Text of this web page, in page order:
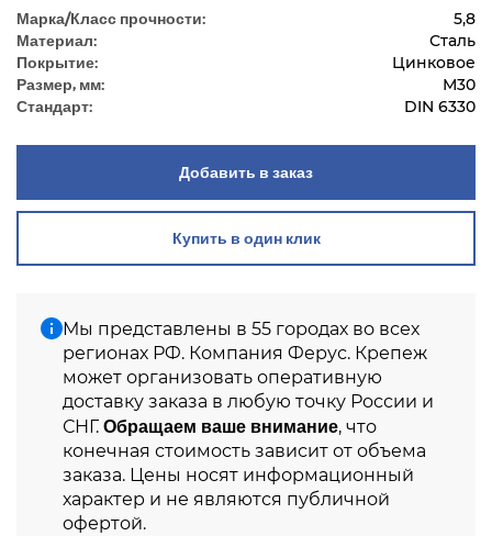
Марка/Класс прочности: 5,8
Материал: Сталь
Покрытие: Цинковое
Размер, мм: М30
Стандарт: DIN 6330
Добавить в заказ
Купить в один клик
Мы представлены в 55 городах во всех
регионах РФ. Компания Ферус. Крепеж
может организовать оперативную
доставку заказа в любую точку России и
СНГ. Обращаем ваше внимание, что
конечная стоимость зависит от объема
заказа. Цены носят информационный
характер и не являются публичной
офертой.